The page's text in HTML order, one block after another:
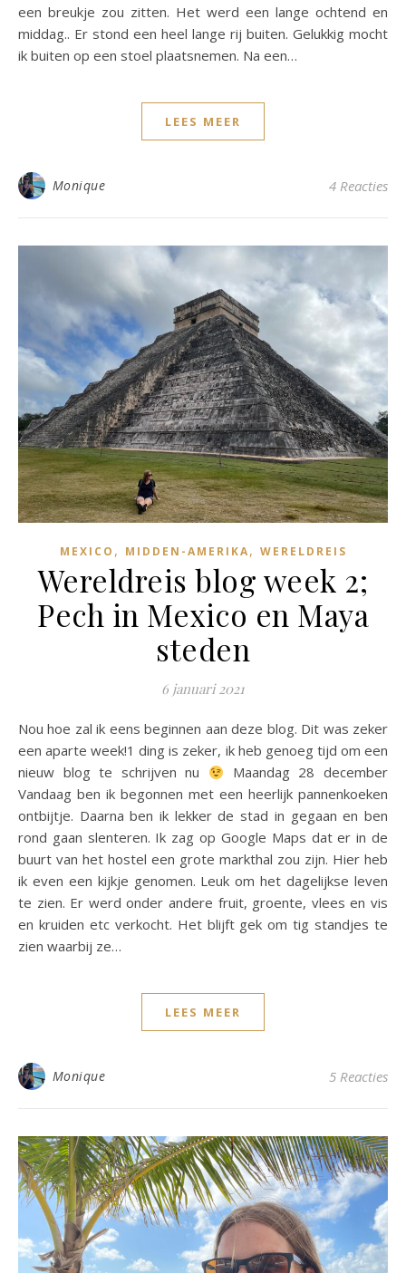
een breukje zou zitten. Het werd een lange ochtend en
middag.. Er stond een heel lange rij buiten. Gelukkig mocht
ik buiten op een stoel plaatsnemen. Na een…
LEES MEER
Monique 4 Reacties
MEXICO , MIDDEN-AMERIKA, WERELDREIS
Wereldreis blog week 2;
Pech in Mexico en Maya
steden
6 januari 2021
Nou hoe zal ik eens beginnen aan deze blog. Dit was zeker
een aparte week!1 ding is zeker, ik heb genoeg tijd om een
nieuw blog te schrijven nu
Maandag 28 december
Vandaag ben ik begonnen met een heerlijk pannenkoeken
ontbijtje. Daarna ben ik lekker de stad in gegaan en ben
rond gaan slenteren. Ik zag op Google Maps dat er in de
buurt van het hostel een grote markthal zou zijn. Hier heb
ik even een kijkje genomen. Leuk om het dagelijkse leven
te zien. Er werd onder andere fruit, groente, vlees en vis
en kruiden etc verkocht. Het blijft gek om tig standjes te
zien waarbij ze…
LEES MEER
Monique 5 Reacties